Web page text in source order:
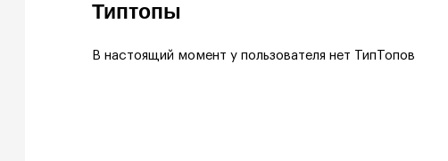
Типтопы
В настоящий момент у пользователя нет ТипТопов